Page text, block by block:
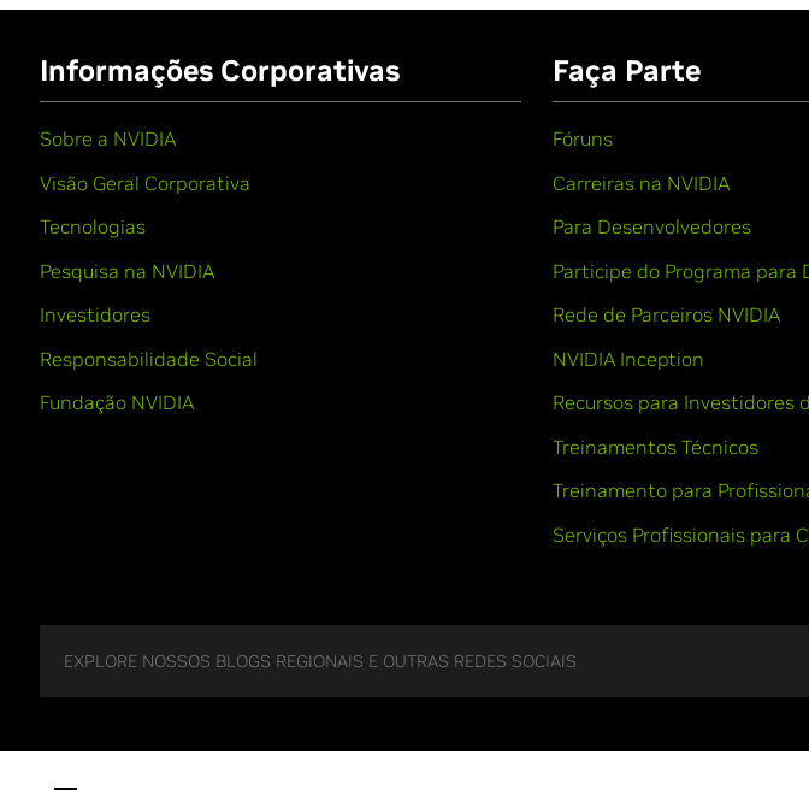
Informações Corporativas
Sobre a NVIDIA
Visão Geral Corporativa
Tecnologias
Pesquisa na NVIDIA
Investidores
Responsabilidade Social
Fundação NVIDIA
Faça Parte
Fóruns
Carreiras na NVIDIA
Para Desenvolvedores
Participe do Programa para
Rede de Parceiros NVIDIA
NVIDIA Inception
Recursos para Investidores
Treinamentos Técnicos
Treinamento para
Serviços Profissionais para
EXPLORE NOSSOS BLOGS REGIONAIS E OUTRAS REDES SOCIAIS